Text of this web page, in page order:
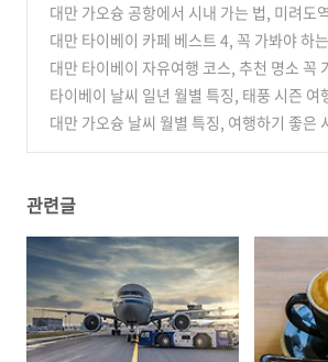
대만 가오슝 공항에서 시내 가는 법, 미려도
하철 MRT 택시 우버 소요시간 요금 장점 단점
대만 타이베이 카페 베스트 4, 꼭 가봐야 하
고의 커피 맛집 현지 분위기 감성
(0)
대만 타이베이 자유여행 코스, 추천 명소 꼭
야 하는 곳 베스트 6
(0)
타이베이 날씨 일년 월별 특징, 태풍 시즌 여
기 좋은 시기 성수기
(0)
대만 가오슝 날씨 월별 특징, 여행하기 좋은
관련글